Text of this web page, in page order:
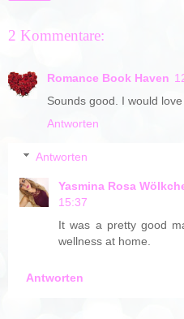
2 Kommentare:
Romance Book Haven
Sounds good. I would
Antworten
Antworten
Yasmina Rosa
15:37
It was a pretty good
wellness at home.
Antworten